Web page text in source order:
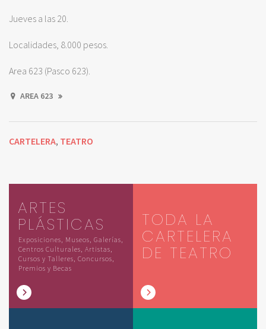
Jueves a las 20.
Localidades, 8.000 pesos.
Area 623 (Pasco 623).
AREA 623
CARTELERA, TEATRO
ARTES
PLÁSTICAS
Exposiciones, Museos, Galerías,
Centros Culturales, Artistas,
Cursos y Talleres, Concursos,
Premios y Becas
TODA LA
CARTELERA
DE TEATRO